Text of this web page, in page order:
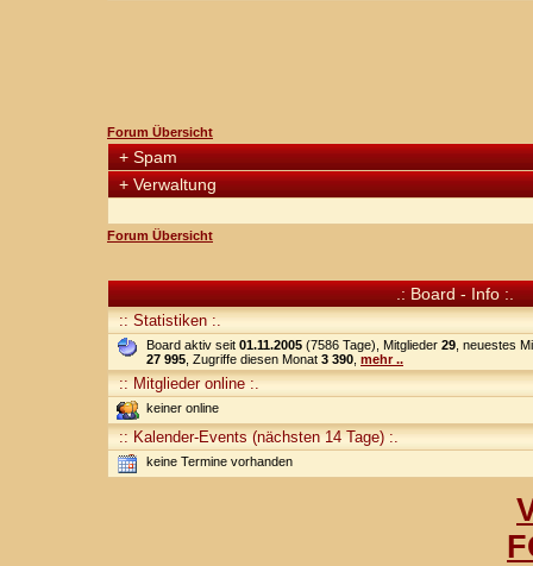
Forum Übersicht
+ Spam
+ Verwaltung
Forum Übersicht
.: Board - Info :.
:: Statistiken :.
Board aktiv seit 01.11.2005 (7586 Tage), Mitglieder 29 , neuestes
27 995 , Zugriffe diesen Monat 3 390 mehr ..
:: Mitglieder online :.
keiner online
:: Kalender-Events (nächsten 14 Tage) :.
keine Termine vorhanden